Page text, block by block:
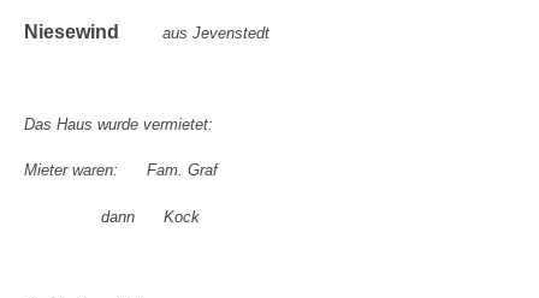
Niesewind aus Jevenstedt
Das Haus wurde vermietet:
Mieter waren: Fam. Graf
dann Kock